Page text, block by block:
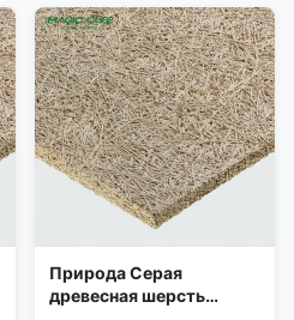
Природа Серая
древесная шерсть